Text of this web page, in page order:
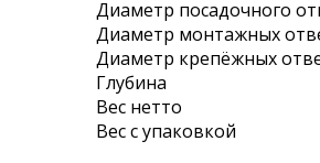
Диаметр посадочного
Диаметр монтажных
Диаметр крепёжных
Глубина
Вес нетто
Вес с упаковкой